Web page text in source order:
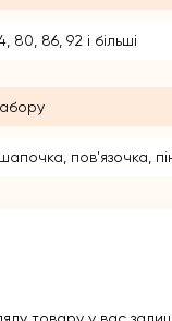
80, 86, 92 і більші
пов'язочка,
товару у вас